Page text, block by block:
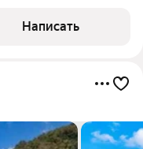
много зелени,
Написать